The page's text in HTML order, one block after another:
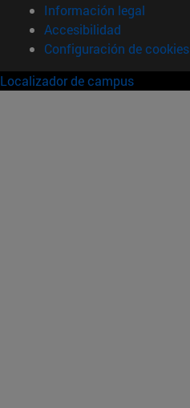
Información legal
Accesibilidad
Configuración de cookies
Localizador de campus